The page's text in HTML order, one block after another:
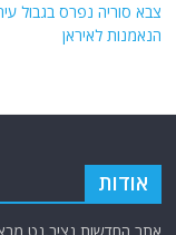
צבא סוריה נפרס בגבול
הנאמנות לאיראן
אודות